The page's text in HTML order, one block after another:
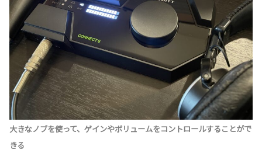
大きなノブを使って、ゲインやボリュームをコントロールすることがで
きる